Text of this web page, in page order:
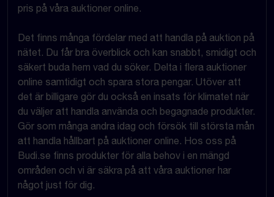
pris på våra auktioner online.
Det finns många fördelar med att handla på auktion på
nätet. Du får bra överblick och kan snabbt, smidigt och
säkert buda hem vad du söker. Delta i flera auktioner
online samtidigt och spara stora pengar. Utöver att
det är billigare gör du också en insats för klimatet när
du väljer att handla använda och begagnade produkter.
Gör som många andra idag och försök till största mån
att handla hållbart på auktioner online. Hos oss på
Budi.se finns produkter för alla behov i en mängd
områden och vi är säkra på att våra auktioner har
något just för dig.